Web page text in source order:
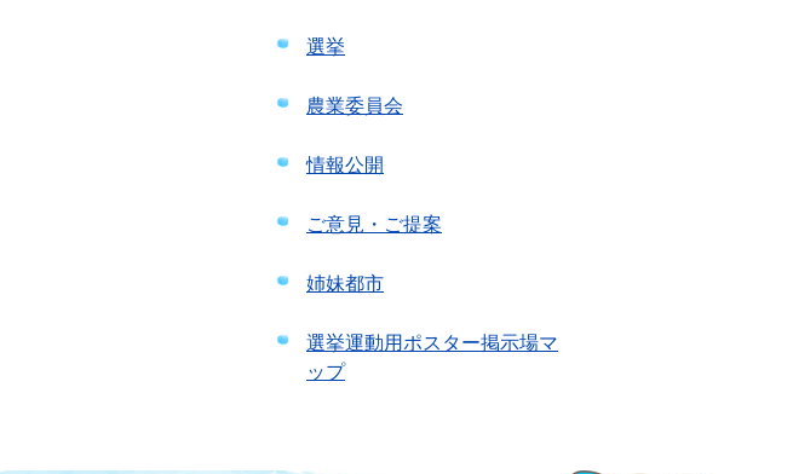
選挙
農業委員会
情報公開
ご意見・ご提案
姉妹都市
選挙運動用ポスター掲示場マ
ップ